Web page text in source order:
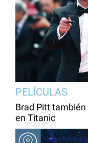
PELÍCULAS
Brad Pitt
en Titanic